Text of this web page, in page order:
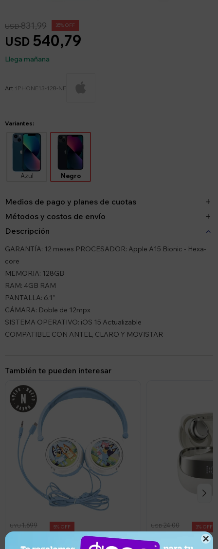

USD 540,79
USD831,99 35
Llega mañana
IPHONE13-128-NE
Variantes:
Azul Negro
Medios de pago y planes de cuotas
Métodos y costos de envío
Descripción
GARANTÍA: 12 meses PROCESADOR: Apple A15 Bionic - Hexa-
core
MEMORIA: 128GB
RAM: 4GB RAM
PANTALLA: 6.1"
CÁMARA: Doble de 12mpx
SISTEMA OPERATIVO: iOS 15 Actualizable
COMPATIBLE CON ANTEL, CLARO Y MOVISTAR
También te pueden interesar
UYU 1.614
UYU1.699 5
23,28
USD24,00 3